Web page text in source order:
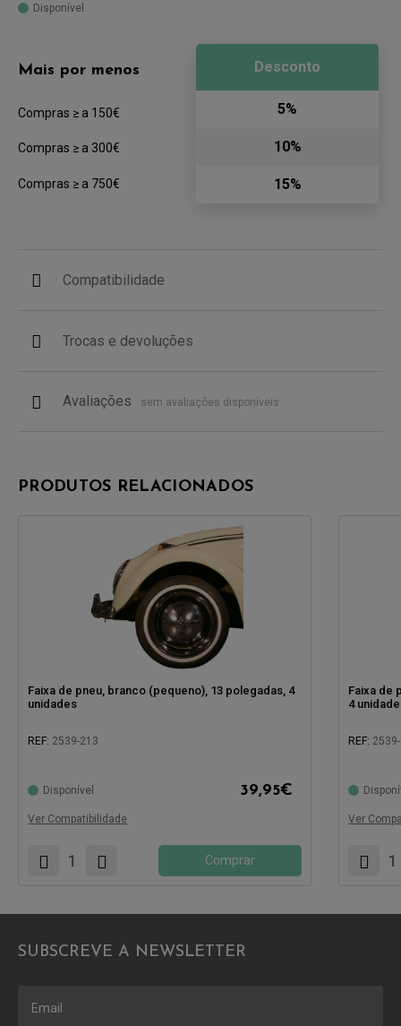
Disponível
Mais por menos
Compras ≥ a 150€
Compras ≥ a 300€
Compras ≥ a 750€
Desconto
5%
10%
15%
Compatibilidade
Trocas e devoluções
Avaliações sem avaliações disponíveis
PRODUTOS RELACIONADOS
Faixa de pneu, branco (pequeno), 13 polegadas, 4
unidades
REF: 2539-213
Disponível 39,95€
Ver Compatibilidade
Comprar
Faixa de
4
REF:
Ver
SUBSCREVE A NEWSLETTER